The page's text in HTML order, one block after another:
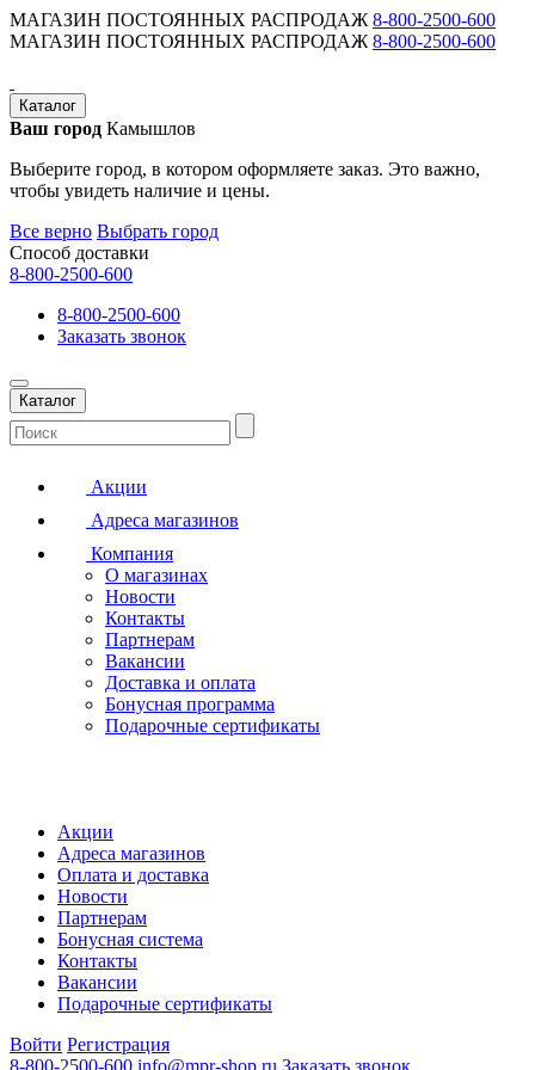
МАГАЗИН ПОСТОЯННЫХ РАСПРОДАЖ 8-800-2500-600
МАГАЗИН ПОСТОЯННЫХ РАСПРОДАЖ 8-800-2500-600
Каталог
Ваш город Камышлов
Выберите город, в котором оформляете заказ. Это важно,
чтобы увидеть наличие и цены.
Все верно Выбрать город
Способ доставки
8-800-2500-600
8-800-2500-600
Заказать звонок
Каталог
Акции
Адреса магазинов
Компания
О магазинах
Новости
Контакты
Партнерам
Вакансии
Доставка и оплата
Бонусная программа
Подарочные сертификаты
Акции
Адреса магазинов
Оплата и доставка
Новости
Партнерам
Бонусная система
Контакты
Вакансии
Подарочные сертификаты
Войти Регистрация
8-800-2500-600 info@mpr-shop.ru Заказать звонок